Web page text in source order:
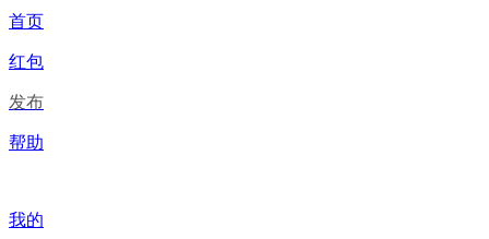
首页
红包
发布
帮助
我的